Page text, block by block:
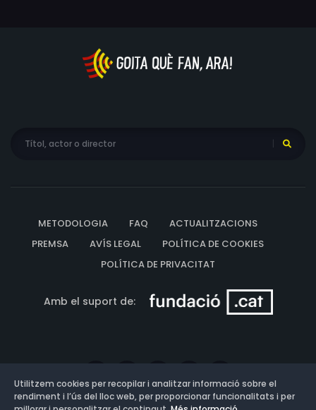
METODOLOGIA FAQ
ACTUALITZACIONS
PREMSA
AVÍS LEGAL
POLÍTICA DE COOKIES
POLÍTICA DE PRIVACITAT
Amb el suport de:
Utilitzem cookies per recopilar i analitzar informació sobre el
rendiment i l’ús del lloc web, per proporcionar funcionalitats i per